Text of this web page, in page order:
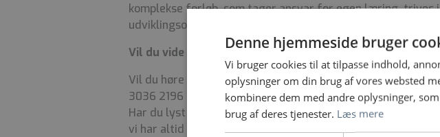
komplekse forløb, som tager ansvar for egen læring,
udviklingsorienteret miljø og ønsker at bidrage til både
Vil du vide mere?
Vil du høre mere, så kontakt endelig oversygeplejerske
3036 2196 eller oversygeplejerske Louise Wriedt Back på
Har du lyst til at komme og se vores flotte hus er du også
vi har altid kaffe på kanden.
Denne hjemmeside bruger
Vi bruger cookies til at tilpasse indhold,
oplysninger om din brug af vores websted
kombinere dem med andre oplysninger,
brug af deres tjenester. Læs mere